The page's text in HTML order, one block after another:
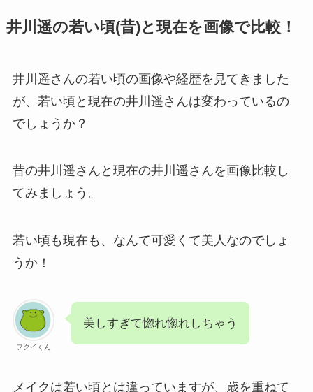
井川遥の若い頃(昔)と現在を画像で比較！
井川遥さんの若い頃の画像や経歴を見てきました
が、若い頃と現在の井川遥さんは変わっているの
でしょうか？
昔の井川遥さんと現在の井川遥さんを画像比較し
てみましょう。
若い頃も現在も、なんて可愛くて美人なのでしょ
うか！
フクイくん
美しすぎて惚れ惚れしちゃう
メイクは若い頃とは違っていますが、歳を重ねて